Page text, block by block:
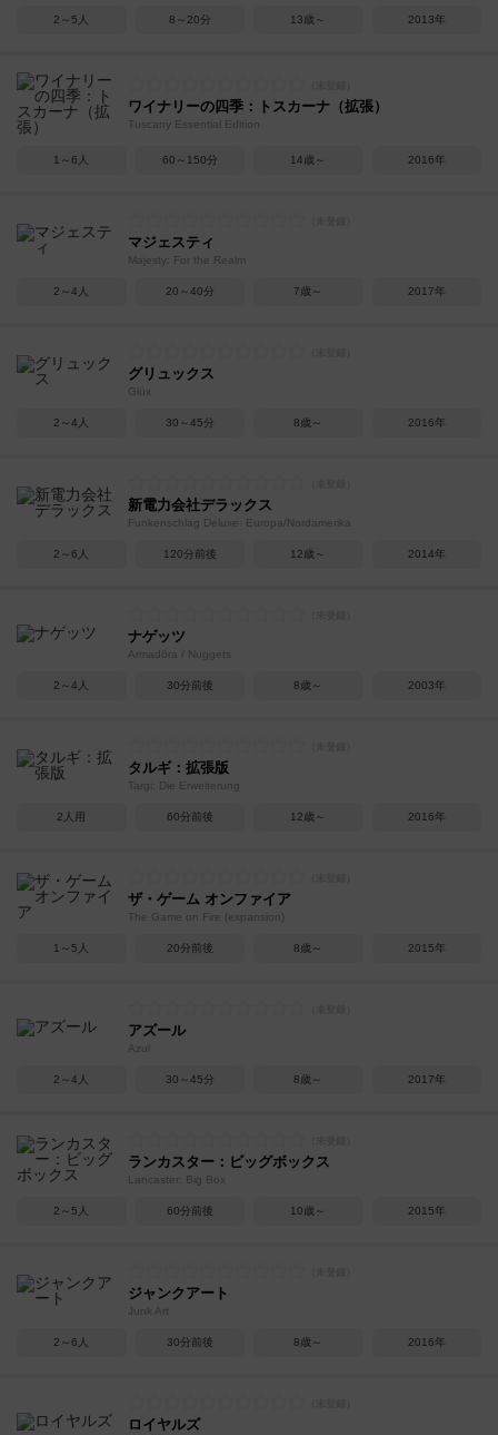
2～5人 8～20分 13歳～ 2013年
ワイナリーの四季：トスカーナ（拡張）
Tuscany Essential Edition
1～6人 60～150分 14歳～ 2016年
マジェスティ
Majesty: For the Realm
2～4人 20～40分 7歳～ 2017年
グリュックス
Glüx
2～4人 30～45分 8歳～ 2016年
新電力会社デラックス
Funkenschlag Deluxe: Europa/Nordamerika
2～6人 120分前後 12歳～ 2014年
ナゲッツ
Armadöra / Nuggets
2～4人 30分前後 8歳～ 2003年
タルギ：拡張版
Targi: Die Erweiterung
2人用 60分前後 12歳～ 2016年
ザ・ゲーム オンファイア
The Game on Fire (expansion)
1～5人 20分前後 8歳～ 2015年
アズール
Azul
2～4人 30～45分 8歳～ 2017年
ランカスター：ビッグボックス
Lancaster: Big Box
2～5人 60分前後 10歳～ 2015年
ジャンクアート
Junk Art
2～6人 30分前後 8歳～ 2016年
ロイヤルズ